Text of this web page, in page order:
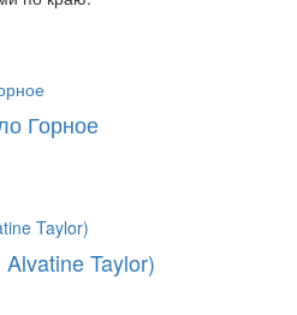
Горное
Taylor)